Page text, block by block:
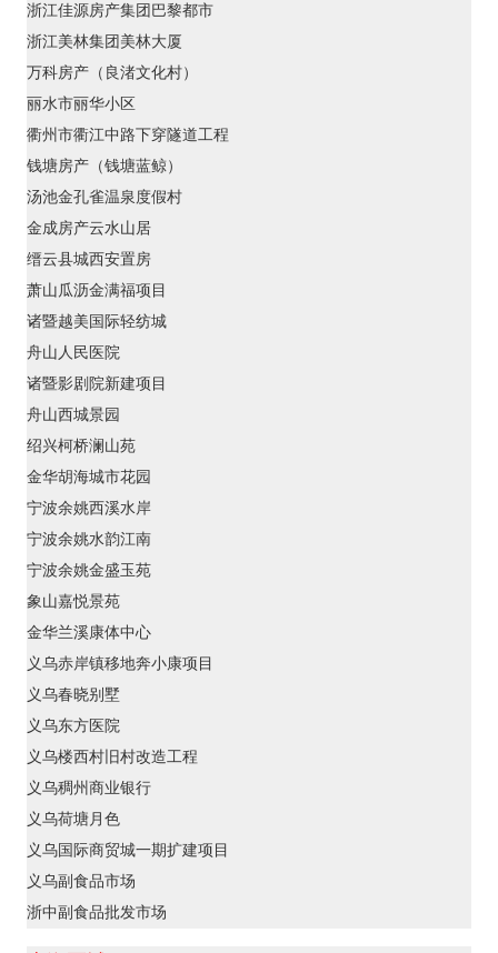
浙江佳源房产集团巴黎都市
浙江美林集团美林大厦
万科房产（良渚文化村）
丽水市丽华小区
衢州市衢江中路下穿隧道工程
钱塘房产（钱塘蓝鲸）
汤池金孔雀温泉度假村
金成房产云水山居
缙云县城西安置房
萧山瓜沥金满福项目
诸暨越美国际轻纺城
舟山人民医院
诸暨影剧院新建项目
舟山西城景园
绍兴柯桥澜山苑
金华胡海城市花园
宁波余姚西溪水岸
宁波余姚水韵江南
宁波余姚金盛玉苑
象山嘉悦景苑
金华兰溪康体中心
义乌赤岸镇移地奔小康项目
义乌春晓别墅
义乌东方医院
义乌楼西村旧村改造工程
义乌稠州商业银行
义乌荷塘月色
义乌国际商贸城一期扩建项目
义乌副食品市场
浙中副食品批发市场